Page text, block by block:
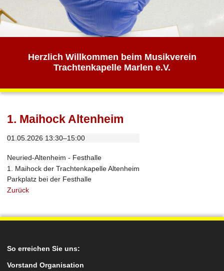
Herzlich Willkommen beim Musikverein
Trachtenkapelle Marlen e.V.
1. Maihock Altenheim
01.05.2026 13:30–15:00
Neuried-Altenheim - Festhalle
1. Maihock der Trachtenkapelle Altenheim
Parkplatz bei der Festhalle
Zurück
So erreichen Sie uns:
Vorstand Organisation